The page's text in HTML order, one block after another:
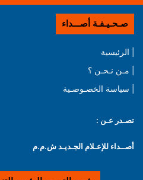
صـحـيـفـة أصـــداء
| الرئيسية
| مـن نـحـن ؟
| سياسة الخصـوصـية
تصـدر عـن :
أصــداء للإعـلام الجـديـد ش.م.م